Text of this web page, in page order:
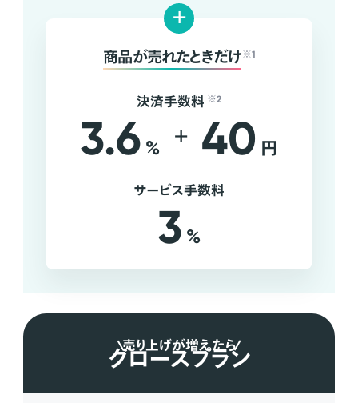
+
商品が売れたときだけ ※1
決済手数料 ※2
3.6 % + 40 円
サービス手数料
3 %
売り上げが増えたら
グロースプラン